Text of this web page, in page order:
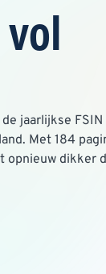
vol
jaarlijkse
Met 184
opnieuw dikker